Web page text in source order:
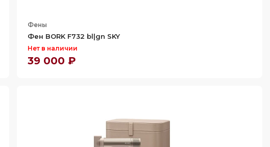
Фены
Фен BORK F732 bl|gn SKY
Нет в наличии
39 000 ₽